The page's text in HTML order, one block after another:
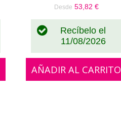
Desde 53,82 €
Recíbelo el
11/08/2026
AÑADIR AL CARRITO